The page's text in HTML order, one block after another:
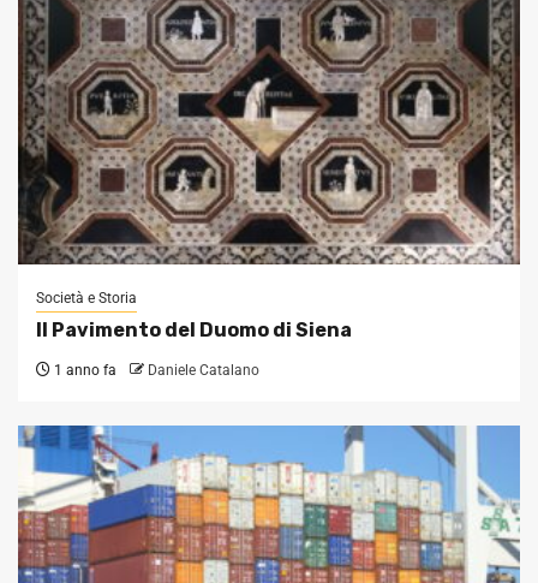
Società e Storia
Il Pavimento del Duomo di Siena
1 anno fa Daniele Catalano